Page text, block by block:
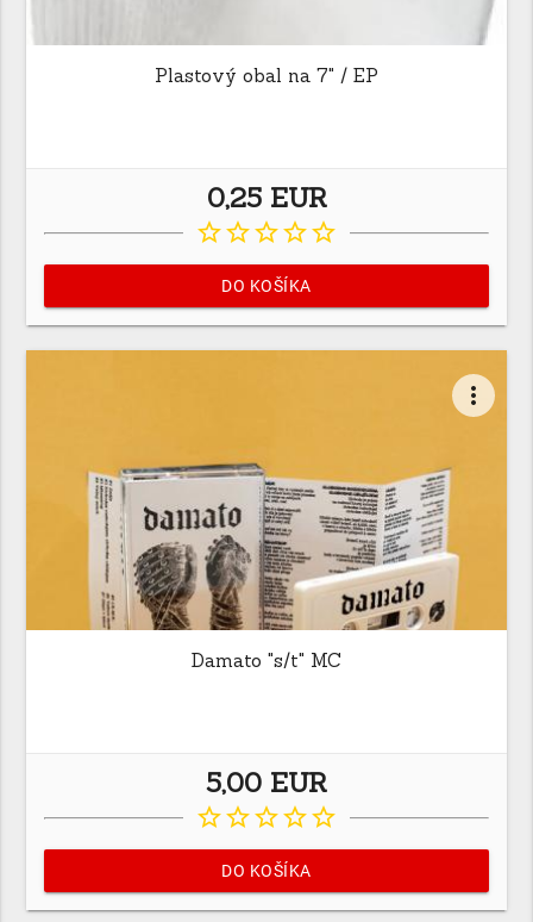
Plastový obal na 7" / EP
0,25 EUR
star_borderstar_borderstar_borderstar_borderstar_border
DO KOŠÍKA
more_vert
Damato "s/t" MC
5,00 EUR
star_borderstar_borderstar_borderstar_borderstar_border
DO KOŠÍKA